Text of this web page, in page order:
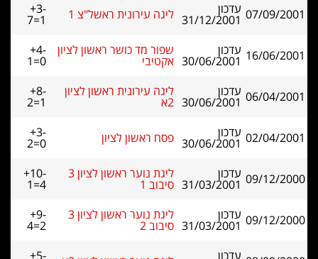
07/09/2001 עדכון
31/12/2001 ליגה עירונית ראשל"צ 1 +3-
7=1
16/06/2001 עדכון
30/06/2001
שפור מד כושר ראשון לציון
אקטיבי
+4-
1=0
06/04/2001 עדכון
30/06/2001
ליגה עירונית ראשון לציון
2א
+8-
2=1
02/04/2001 עדכון
30/06/2001 פסח ראשון לציון +3-
2=0
09/12/2000 עדכון
31/03/2001
ליגת נוער ראשון לציון 3
סיבוב 1
+10-
1=4
09/12/2000 עדכון
31/03/2001
ליגת נוער ראשון לציון 3
סיבוב 2
+9-
4=2
עדכון +5-